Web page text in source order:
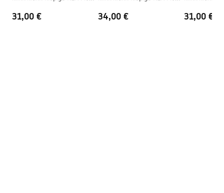
31,00 € 34,00 € 31,00 €